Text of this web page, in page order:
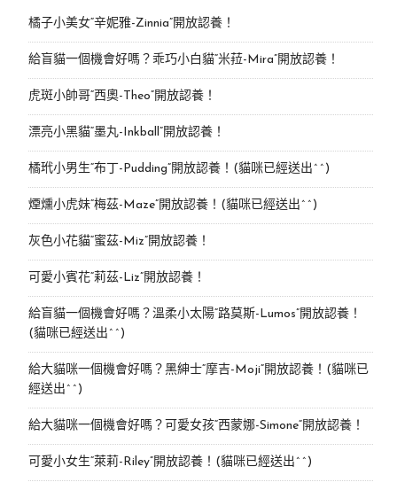
橘子小美女“辛妮雅-Zinnia”開放認養！
給盲貓一個機會好嗎？乖巧小白貓“米菈-Mira”開放認養！
虎斑小帥哥“西奧-Theo”開放認養！
漂亮小黑貓“墨丸-Inkball”開放認養！
橘玳小男生“布丁-Pudding”開放認養！(貓咪已經送出^^)
煙燻小虎妹“梅茲-Maze”開放認養！(貓咪已經送出^^)
灰色小花貓“蜜茲-Miz”開放認養！
可愛小賓花“莉茲-Liz”開放認養！
給盲貓一個機會好嗎？溫柔小太陽“路莫斯-Lumos”開放認養！
(貓咪已經送出^^)
給大貓咪一個機會好嗎？黑紳士“摩吉-Moji”開放認養！(貓咪已
經送出^^)
給大貓咪一個機會好嗎？可愛女孩“西蒙娜-Simone“開放認養！
可愛小女生“萊莉-Riley”開放認養！(貓咪已經送出^^)